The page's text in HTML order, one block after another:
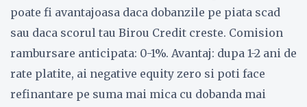
poate fi avantajoasa daca dobanzile pe piata scad
sau daca scorul tau Birou Credit creste. Comision
rambursare anticipata: 0-1%. Avantaj: dupa 1-2 ani de
rate platite, ai negative equity zero si poti face
refinantare pe suma mai mica cu dobanda mai